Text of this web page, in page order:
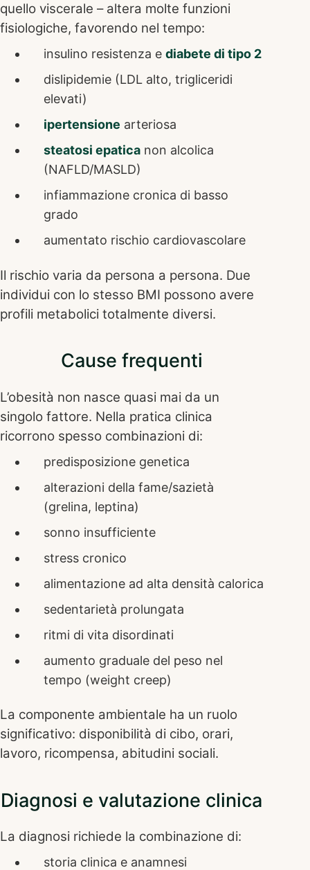
quello viscerale – altera molte funzioni
fisiologiche, favorendo nel tempo:
insulino resistenza e diabete di tipo 2
dislipidemie (LDL alto, trigliceridi
elevati)
ipertensione arteriosa
steatosi epaticanon alcolica
(NAFLD/MASLD)
infiammazione cronica di basso
grado
aumentato rischio cardiovascolare
Il rischio varia da persona a persona. Due
individui con lo stesso BMI possono avere
profili metabolici totalmente diversi.
Cause frequenti
L’obesità non nasce quasi mai da un
singolo fattore. Nella pratica clinica
ricorrono spesso combinazioni di:
predisposizione genetica
alterazioni della fame/sazietà
(grelina, leptina)
sonno insufficiente
stress cronico
alimentazione ad alta densità calorica
sedentarietà prolungata
ritmi di vita disordinati
aumento graduale del peso nel
tempo (weight creep)
La componente ambientale ha un ruolo
significativo: disponibilità di cibo, orari,
lavoro, ricompensa, abitudini sociali.
Diagnosi e valutazione clinica
La diagnosi richiede la combinazione di:
storia clinica e anamnesi